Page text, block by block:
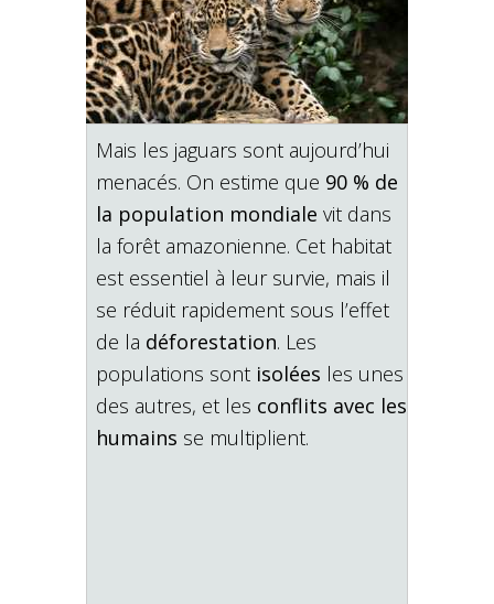
Mais les jaguars sont aujourd’hui
menacés. On estime que 90 % de
la population mondiale vit dans
la forêt amazonienne. Cet habitat
est essentiel à leur survie, mais il
se réduit rapidement sous l’effet
de la déforestation. Les
populations sont isolées les unes
des autres, et les conflits avec les
humains se multiplient.